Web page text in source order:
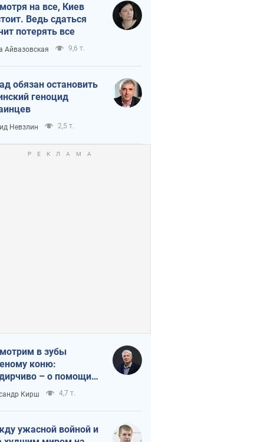
на все, Киев
Ведь сдаться
потерять все
Айвазовская 9,6 т.
обязан остановить
геноцид
Невзлин 2,5 т.
в зубы
коню:
– о помощи
Кирш 4,7 т.
ужасной войной и